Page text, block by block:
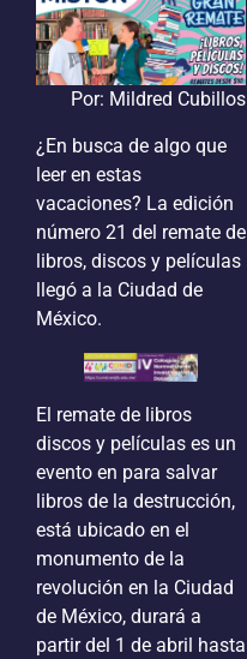
Por: Mildred Cubillos
¿En busca de algo que
leer en estas
vacaciones? La edición
número 21 del remate de
libros, discos y películas
llegó a la Ciudad de
México.
El remate de libros
discos y películas es un
evento en para salvar
libros de la destrucción,
está ubicado en el
monumento de la
revolución en la Ciudad
de México, durará a
partir del 1 de abril hasta